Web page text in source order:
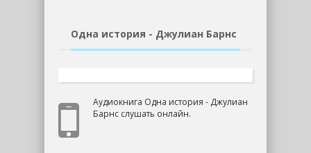
Одна история - Джулиан Барнс
Аудиокнига Одна история - Джулиан
Барнс слушать онлайн.